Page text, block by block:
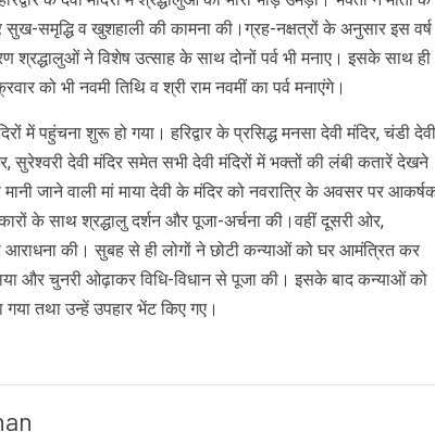
समृद्धि व खुशहाली की कामना की।ग्रह-नक्षत्रों के अनुसार इस वर्ष
ने विशेष उत्साह के साथ दोनों पर्व भी मनाए। इसके साथ ही
को भी नवमी तिथि व श्री राम नवमीं का पर्व मनाएंगे।
में पहुंचना शुरू हो गया। हरिद्वार के प्रसिद्ध मनसा देवी मंदिर, चंडी देवी
सुरेश्वरी देवी मंदिर समेत सभी देवी मंदिरों में भक्तों की लंबी कतारें देखने
मानी जाने वाली मां माया देवी के मंदिर को नवरात्रि के अवसर पर
के साथ श्रद्धालु दर्शन और पूजा-अर्चना की।वहीं दूसरी ओर,
आराधना की। सुबह से ही लोगों ने छोटी कन्याओं को घर आमंत्रित कर
और चुनरी ओढ़ाकर विधि-विधान से पूजा की। इसके बाद कन्याओं को
तथा उन्हें उपहार भेंट किए गए।